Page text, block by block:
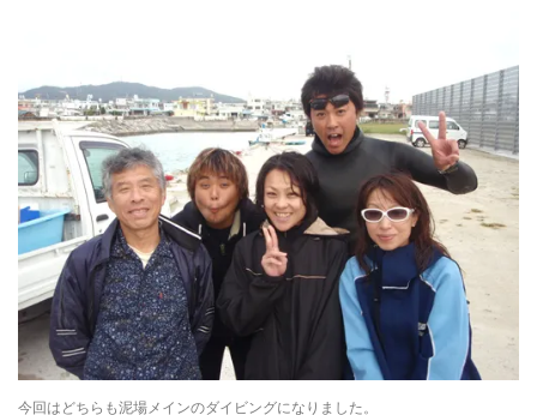
今回はどちらも泥場メインのダイビングになりました。